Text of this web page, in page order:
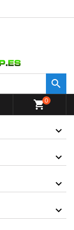

shopping_cart0